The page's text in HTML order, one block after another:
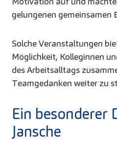
gelungenen gemeinsamen
Solche Veranstaltungen
Möglichkeit, Kolleginnen
des Arbeitsalltags
Teamgedanken weiter zu
Ein besonderer
Jansche